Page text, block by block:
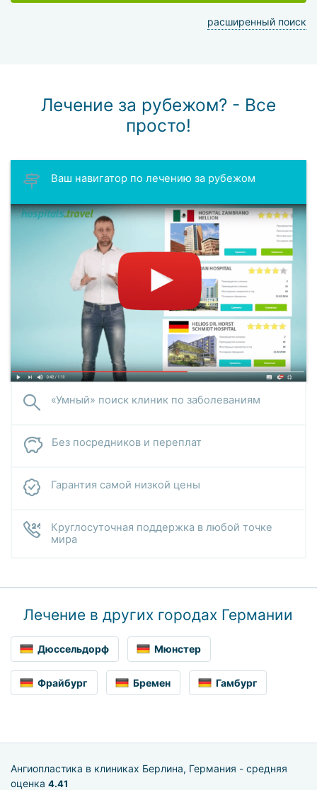
расширенный поиск
Лечение за рубежом? - Все
просто!
Ваш навигатор по лечению за рубежом
«Умный» поиск клиник по заболеваниям
Без посредников и переплат
Гарантия самой низкой цены
Круглосуточная поддержка в любой точке
мира
Лечение в других городах Германии
Дюссельдорф Мюнстер
Фрайбург Бремен Гамбург
Ангиопластика в клиниках Берлина, Германия - средняя
оценка 4.41